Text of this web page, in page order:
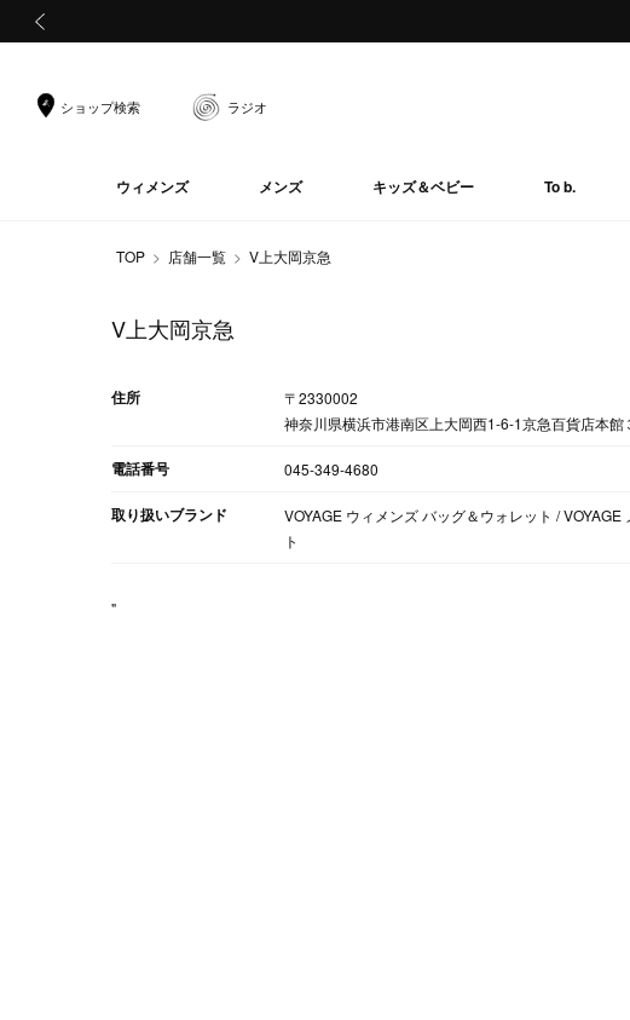
ショップ検索 ラジオ
ウィメンズ メンズ キッズ＆ベビー To b.
TOP 店舗一覧 V上大岡京急
V上大岡京急
住所
〒2330002
神奈川県横浜市港南区上大岡西1-6-1京急百貨店本館
電話番号 045-349-4680
取り扱いブランド
VOYAGE ウィメンズ バッグ＆ウォレット / VOYAGE
ト
"